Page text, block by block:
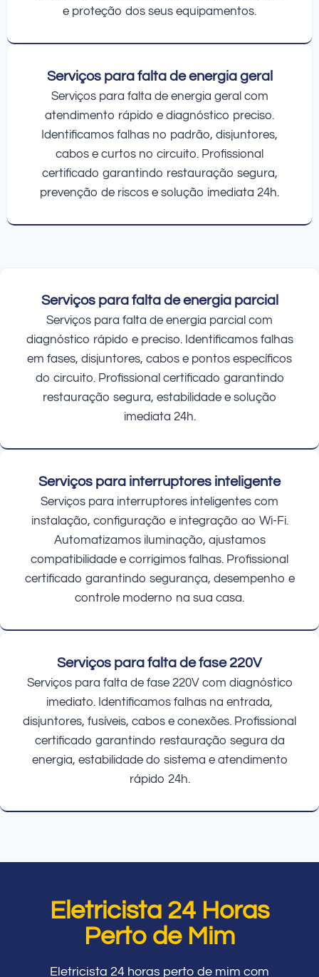
e proteção dos seus equipamentos.
Serviços para falta de energia geral
Serviços para falta de energia geral com
atendimento rápido e diagnóstico preciso.
Identificamos falhas no padrão, disjuntores,
cabos e curtos no circuito. Profissional
certificado garantindo restauração segura,
prevenção de riscos e solução imediata 24h.
Serviços para falta de energia parcial
Serviços para falta de energia parcial com
diagnóstico rápido e preciso. Identificamos falhas
em fases, disjuntores, cabos e pontos específicos
do circuito. Profissional certificado garantindo
restauração segura, estabilidade e solução
imediata 24h.
Serviços para interruptores inteligente
Serviços para interruptores inteligentes com
instalação, configuração e integração ao Wi-Fi.
Automatizamos iluminação, ajustamos
compatibilidade e corrigimos falhas. Profissional
certificado garantindo segurança, desempenho e
controle moderno na sua casa.
Serviços para falta de fase 220V
Serviços para falta de fase 220V com diagnóstico
imediato. Identificamos falhas na entrada,
disjuntores, fusíveis, cabos e conexões. Profissional
certificado garantindo restauração segura da
energia, estabilidade do sistema e atendimento
rápido 24h.
Eletricista 24 Horas
Perto de Mim
Eletricista 24 horas perto de mim com